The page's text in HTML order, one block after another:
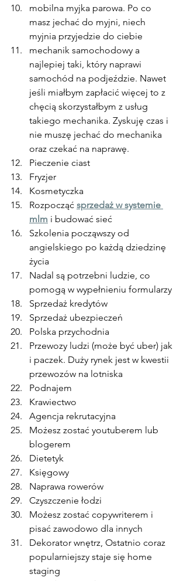
mobilna myjka parowa. Po co
masz jechać do myjni, niech
myjnia przyjedzie do ciebie
mechanik samochodowy a
najlepiej taki, który naprawi
samochód na podjeździe. Nawet
jeśli miałbym zapłacić więcej to z
chęcią skorzystałbym z usług
takiego mechanika. Zyskuję czas i
nie muszę jechać do mechanika
oraz czekać na naprawę.
Pieczenie ciast
Fryzjer
Kosmetyczka
Rozpocząć sprzedaż w systemie
mlm i budować sieć
Szkolenia począwszy od
angielskiego po każdą dziedzinę
życia
Nadal są potrzebni ludzie, co
pomogą w wypełnieniu formularzy
Sprzedaż kredytów
Sprzedaż ubezpieczeń
Polska przychodnia
Przewozy ludzi (może być uber) jak
i paczek. Duży rynek jest w kwestii
przewozów na lotniska
Podnajem
Krawiectwo
Agencja rekrutacyjna
Możesz zostać youtuberem lub
blogerem
Dietetyk
Księgowy
Naprawa rowerów
Czyszczenie łodzi
Możesz zostać copywriterem i
pisać zawodowo dla innych
Dekorator wnętrz, Ostatnio coraz
popularniejszy staje się home
staging